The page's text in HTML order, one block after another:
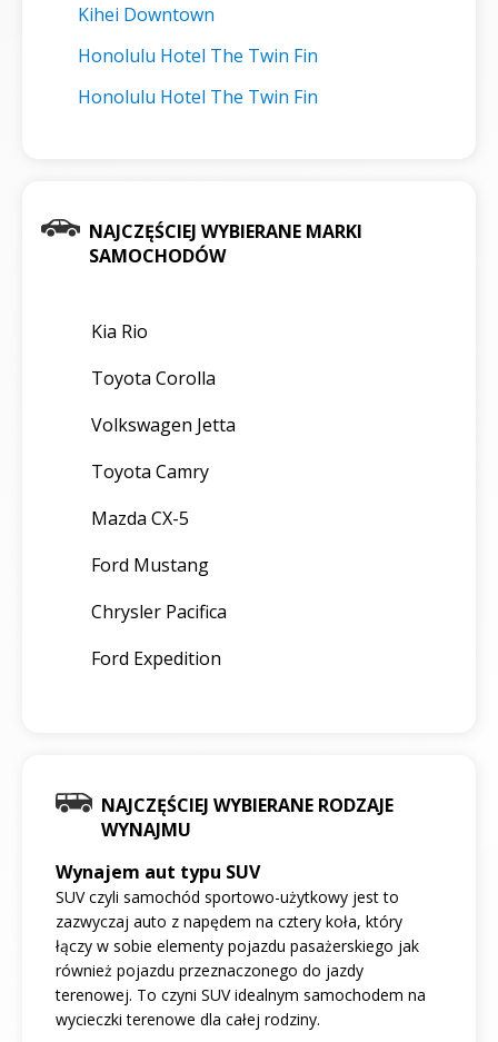
Kihei Downtown
Honolulu Hotel The Twin Fin
Honolulu Hotel The Twin Fin
NAJCZĘŚCIEJ WYBIERANE MARKI
SAMOCHODÓW
Kia Rio
Toyota Corolla
Volkswagen Jetta
Toyota Camry
Mazda CX-5
Ford Mustang
Chrysler Pacifica
Ford Expedition
NAJCZĘŚCIEJ WYBIERANE RODZAJE
WYNAJMU
Wynajem aut typu SUV
SUV czyli samochód sportowo-użytkowy jest to
zazwyczaj auto z napędem na cztery koła, który
łączy w sobie elementy pojazdu pasażerskiego jak
również pojazdu przeznaczonego do jazdy
terenowej. To czyni SUV idealnym samochodem na
wycieczki terenowe dla całej rodziny.